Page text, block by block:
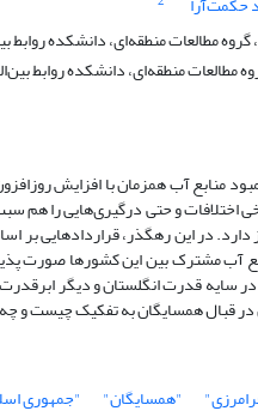
مطالعات منطقه‌ای، دانشکده روابط
منطقه‌ای، دانشکده روابط
منابع آب همزمان با افزایش
اختلافات و حتی درگیری‌هایی را
دارد. در این رهگذر، قراردادهایی
آب مشترک بین این کشورها صورت
در سایه قدرت انگلستان و دیگر
در قبال همسایگان به تفکیک چیست و
"همسایگان" "جمهوری